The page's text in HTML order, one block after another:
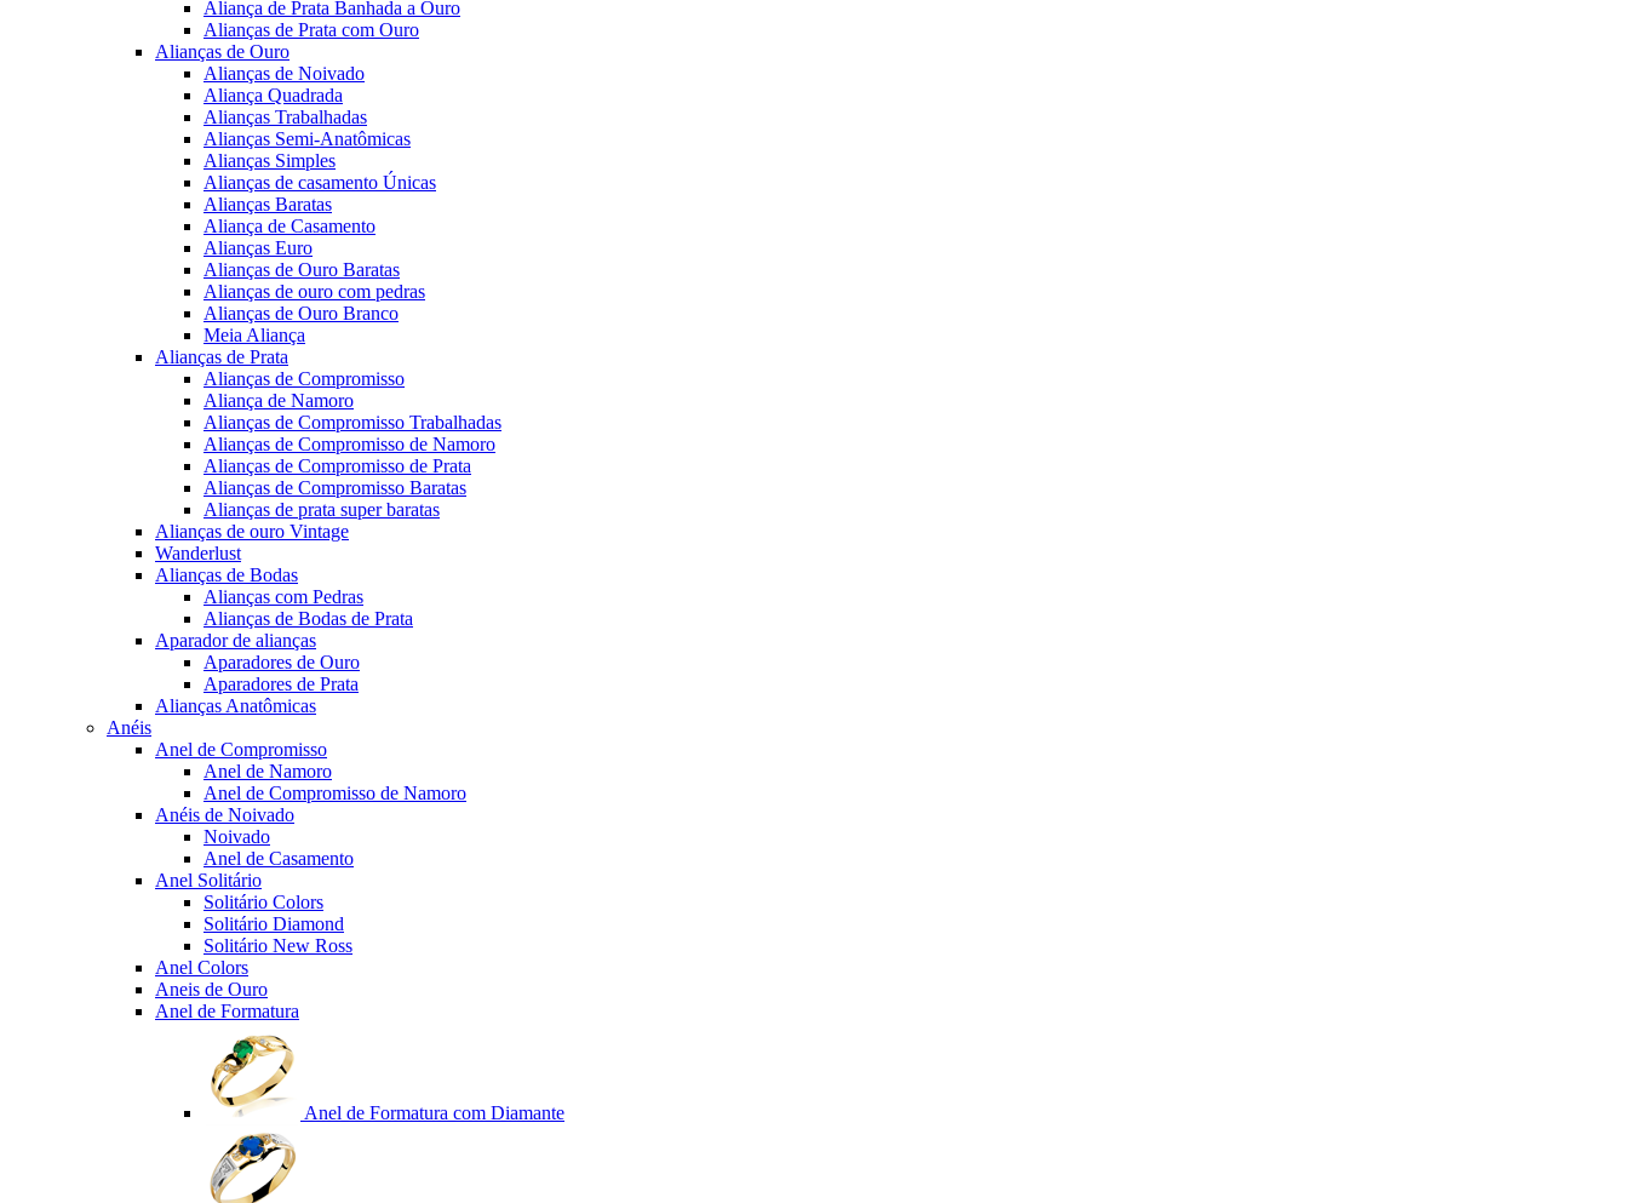
Aliança de Prata Banhada a Ouro
Alianças de Prata com Ouro
Alianças de Ouro
Alianças de Noivado
Aliança Quadrada
Alianças Trabalhadas
Alianças Semi-Anatômicas
Alianças Simples
Alianças de casamento Únicas
Alianças Baratas
Aliança de Casamento
Alianças Euro
Alianças de Ouro Baratas
Alianças de ouro com pedras
Alianças de Ouro Branco
Meia Aliança
Alianças de Prata
Alianças de Compromisso
Aliança de Namoro
Alianças de Compromisso Trabalhadas
Alianças de Compromisso de Namoro
Alianças de Compromisso de Prata
Alianças de Compromisso Baratas
Alianças de prata super baratas
Alianças de ouro Vintage
Wanderlust
Alianças de Bodas
Alianças com Pedras
Alianças de Bodas de Prata
Aparador de alianças
Aparadores de Ouro
Aparadores de Prata
Alianças Anatômicas
Anéis
Anel de Compromisso
Anel de Namoro
Anel de Compromisso de Namoro
Anéis de Noivado
Noivado
Anel de Casamento
Anel Solitário
Solitário Colors
Solitário Diamond
Solitário New Ross
Anel Colors
Aneis de Ouro
Anel de Formatura
Anel de Formatura com Diamante